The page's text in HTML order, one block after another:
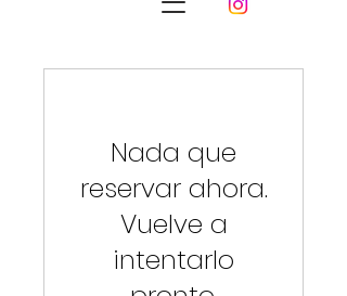
Nada que
reservar ahora.
Vuelve a
intentarlo